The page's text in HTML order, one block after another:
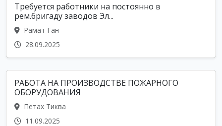
Требуется работники на постоянно в
рем.бригаду заводов Эл...
Рамат Ган
28.09.2025
РАБОТА НА ПРОИЗВОДСТВЕ ПОЖАРНОГО
ОБОРУДОВАНИЯ
Петах Тиква
11.09.2025